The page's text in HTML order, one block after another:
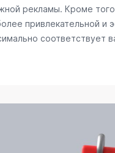
рекламы. Кроме
привлекательной и
соответствует